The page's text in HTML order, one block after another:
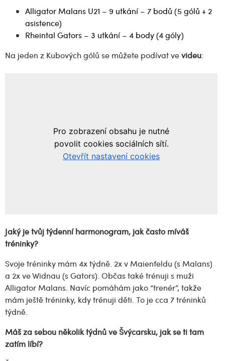
Alligator Malans U21 – 9 utkání – 7 bodů (5 gólů + 2
asistence)
Rheintal Gators – 3 utkání – 4 body (4 góly)
Na jeden z Kubových gólů se můžete podívat vevideu:
Jaký je tvůj týdenní harmonogram, jak často míváš
tréninky?
Svoje tréninky mám 4x týdně. 2x v Maienfeldu (s Malans)
a 2x ve Widnau (s Gators). Občas také trénuji s muži
Alligator Malans. Navíc pomáhám jako “trenér”, takže
mám ještě tréninky, kdy trénuji děti. To je cca 7 tréninků
týdně.
Máš za sebou několik týdnů ve Švýcarsku, jak se ti tam
zatím líbí?